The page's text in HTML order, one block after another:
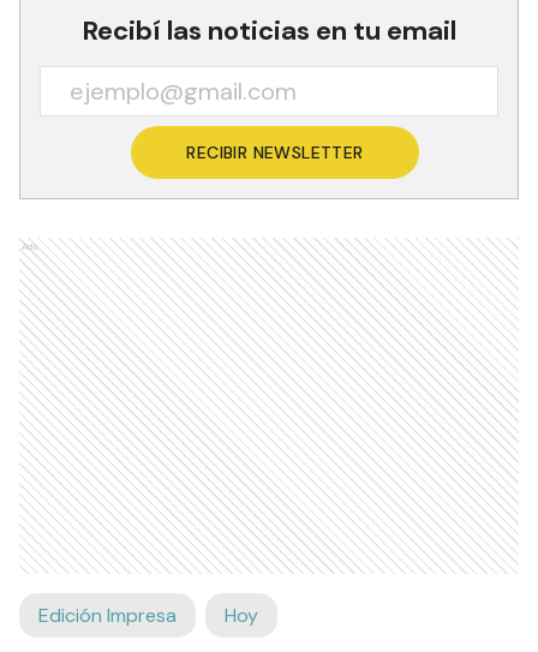
Recibí las noticias en tu email
RECIBIR NEWSLETTER
Ads
Edición Impresa Hoy